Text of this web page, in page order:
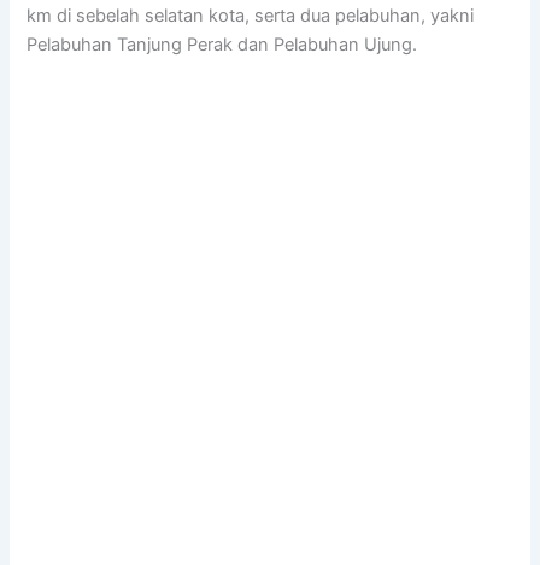
km di sebelah selatan kota, serta dua pelabuhan, yakni
Pelabuhan Tanjung Perak dan Pelabuhan Ujung.